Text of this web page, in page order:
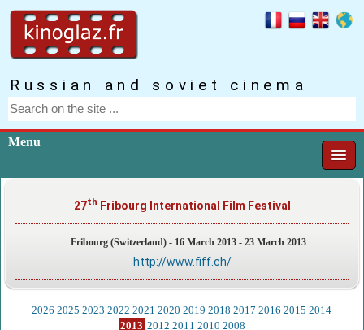
Russian and soviet cinema
Menu
27th Fribourg International Film Festival
Fribourg (Switzerland) - 16 March 2013 - 23 March 2013
http://www.fiff.ch/
2026 2025 2023 2022 2021 2020 2019 2018 2017 2016 2015 2014
2013 2012 2011 2010 2008